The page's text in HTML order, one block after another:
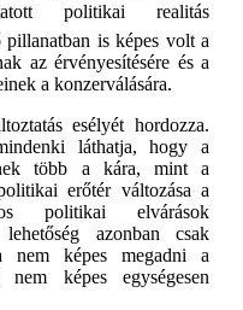
politikai realitás
pillanatban is képes volt a
az érvényesítésére és a
a konzerválására.
esélyét hordozza.
láthatja, hogy a
több a kára, mint a
erőtér változása a
politikai elvárások
azonban csak
nem képes megadni a
képes egységesen